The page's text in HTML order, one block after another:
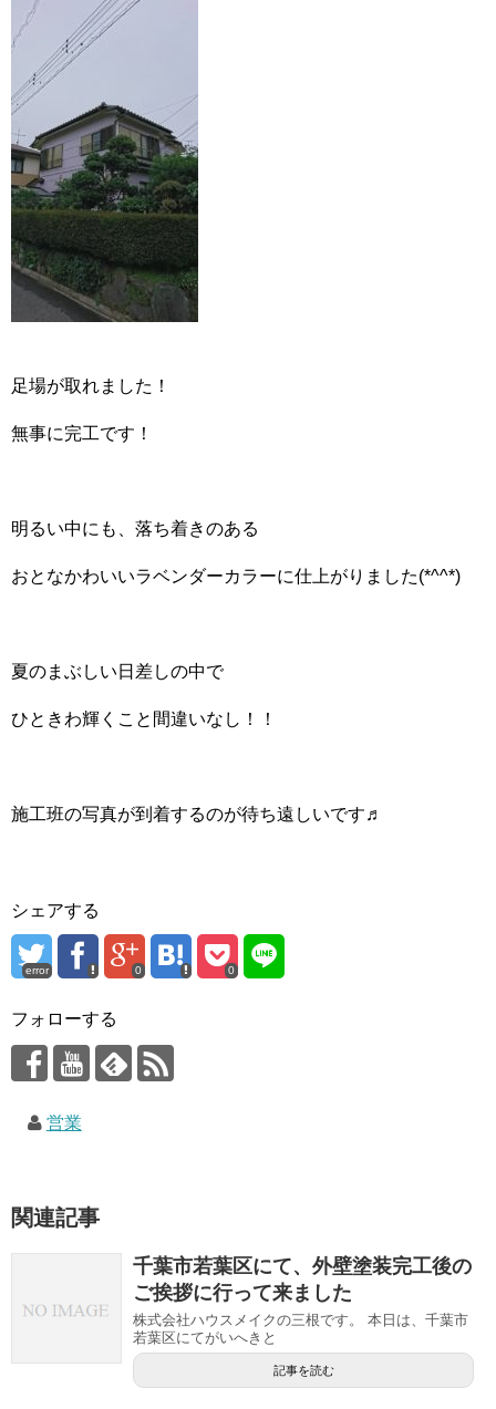
足場が取れました！
無事に完工です！
明るい中にも、落ち着きのある
おとなかわいいラベンダーカラーに仕上がりました(*^^*)
夏のまぶしい日差しの中で
ひときわ輝くこと間違いなし！！
施工班の写真が到着するのが待ち遠しいです♬
シェアする
error 0 0
フォローする
営業
関連記事
千葉市若葉区にて、外壁塗装完工後の
ご挨拶に行って来ました
株式会社ハウスメイクの三根です。 本日は、千葉市
若葉区にてがいへきと
記事を読む